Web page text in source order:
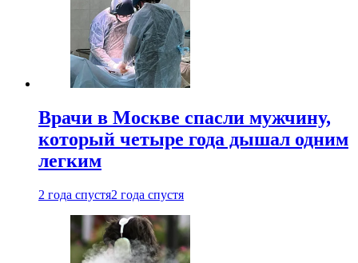
Врачи в Москве спасли мужчину,
который четыре года дышал одним
легким
2 года спустя2 года спустя